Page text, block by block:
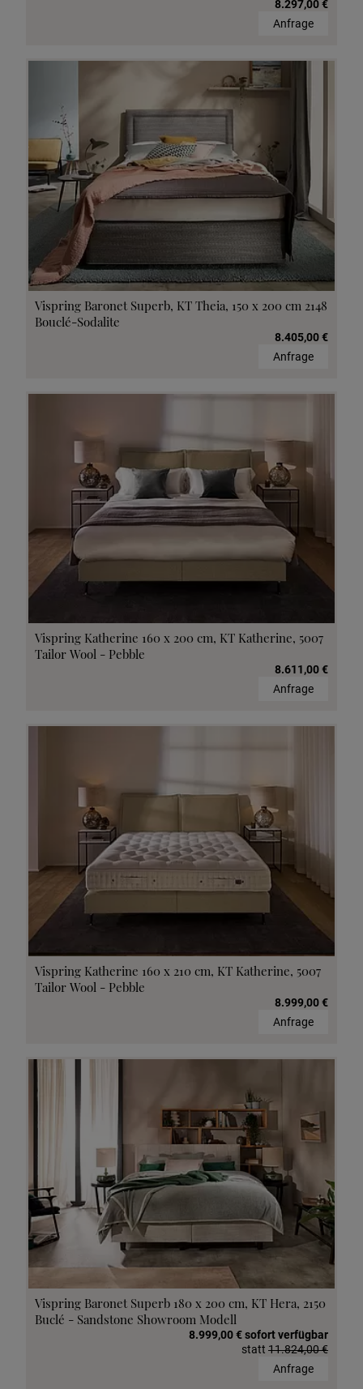
8.297,00 €
Anfrage
Vispring Baronet Superb, KT Theia, 150 x 200 cm 2148
Bouclé-Sodalite
8.405,00 €
Anfrage
Vispring Katherine 160 x 200 cm, KT Katherine, 5007
Tailor Wool - Pebble
8.611,00 €
Anfrage
Vispring Katherine 160 x 210 cm, KT Katherine, 5007
Tailor Wool - Pebble
8.999,00 €
Anfrage
Vispring Baronet Superb 180 x 200 cm, KT Hera, 2150
Buclé - Sandstone Showroom Modell
8.999,00 € sofort verfügbar
statt 11.824,00 €
Anfrage